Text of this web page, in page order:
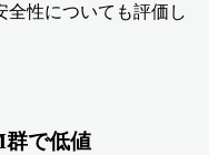
全性についても評価し
群で低値